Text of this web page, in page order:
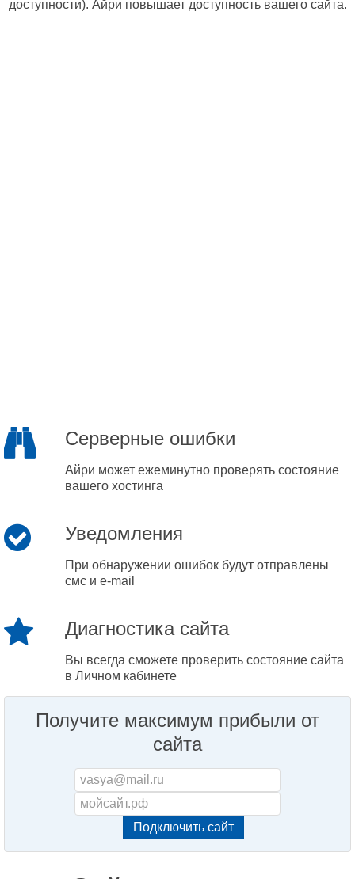
доступности). Айри повышает доступность вашего сайта.
Серверные ошибки
Айри может ежеминутно проверять состояние
вашего хостинга
Уведомления
При обнаружении ошибок будут отправлены
смс и e-mail
Диагностика сайта
Вы всегда сможете проверить состояние сайта
в Личном кабинете
Получите максимум прибыли от
сайта